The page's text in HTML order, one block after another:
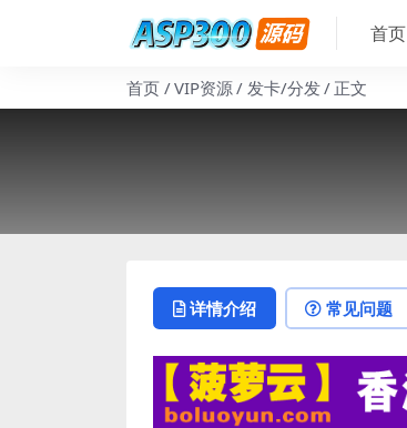
首页
首页 VIP资源 发卡/分发 正文
详情介绍 常见问题